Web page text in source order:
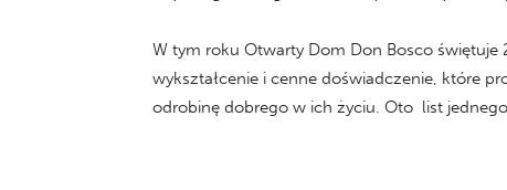
W tym roku Otwarty Dom Don Bosco świętuje
wykształcenie i cenne doświadczenie, które
odrobinę dobrego w ich życiu. Oto list